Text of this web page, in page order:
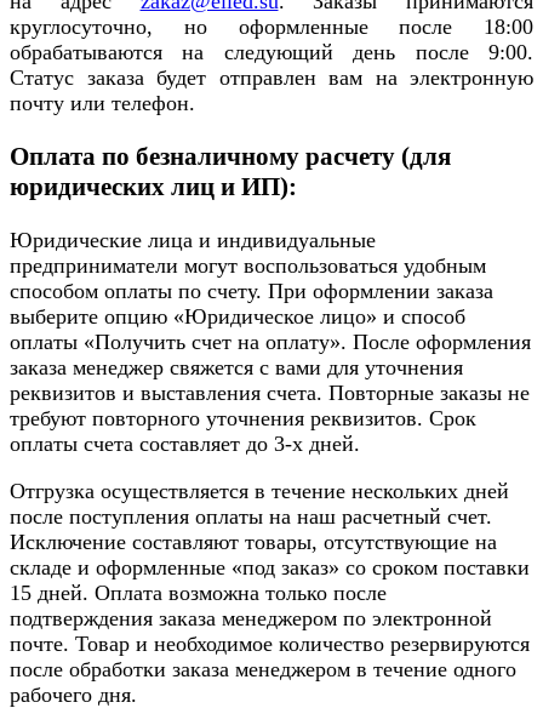
круглосуточно, но оформленные после 18:00
обрабатываются на следующий день после 9:00.
Статус заказа будет отправлен вам на электронную
почту или телефон.
Оплата по безналичному расчету (для
юридических лиц и ИП):
Юридические лица и индивидуальные
предприниматели могут воспользоваться удобным
способом оплаты по счету. При оформлении заказа
выберите опцию «Юридическое лицо» и способ
оплаты «Получить счет на оплату». После оформления
заказа менеджер свяжется с вами для уточнения
реквизитов и выставления счета. Повторные заказы не
требуют повторного уточнения реквизитов. Срок
оплаты счета составляет до 3-х дней.
Отгрузка осуществляется в течение нескольких дней
после поступления оплаты на наш расчетный счет.
Исключение составляют товары, отсутствующие на
складе и оформленные «под заказ» со сроком поставки
15 дней. Оплата возможна только после
подтверждения заказа менеджером по электронной
почте. Товар и необходимое количество резервируются
после обработки заказа менеджером в течение одного
рабочего дня.